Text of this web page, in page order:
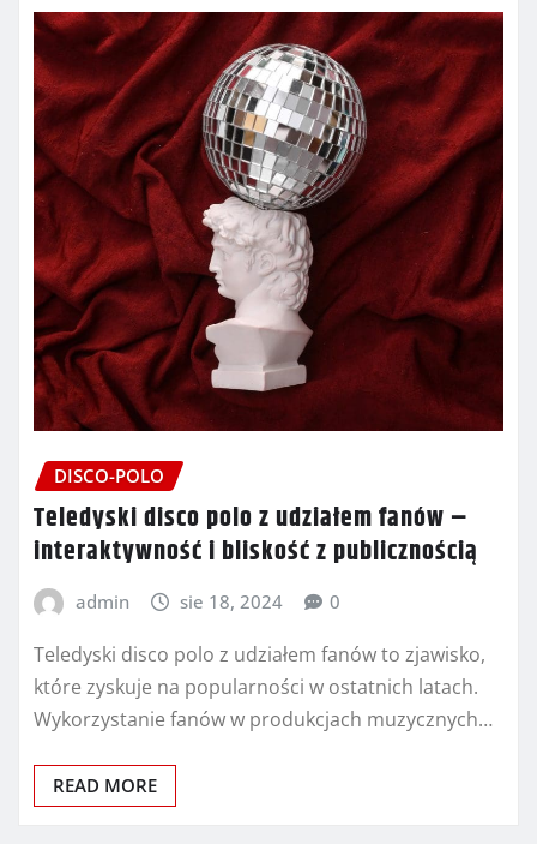
DISCO-POLO
Teledyski disco polo z udziałem fanów –
interaktywność i bliskość z publicznością
admin sie 18, 2024 0
Teledyski disco polo z udziałem fanów to zjawisko,
które zyskuje na popularności w ostatnich latach.
Wykorzystanie fanów w produkcjach muzycznych…
READ MORE